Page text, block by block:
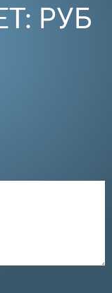
РУБ